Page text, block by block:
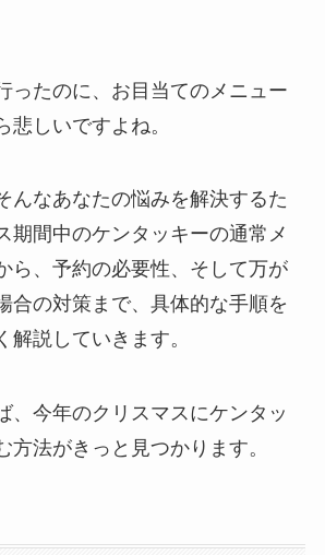
ったのに、お目当てのメニュー
悲しいですよね。
んなあなたの悩みを解決するた
期間中のケンタッキーの通常メ
ら、予約の必要性、そして万が
合の対策まで、具体的な手順を
解説していきます。
、今年のクリスマスにケンタッ
方法がきっと見つかります。